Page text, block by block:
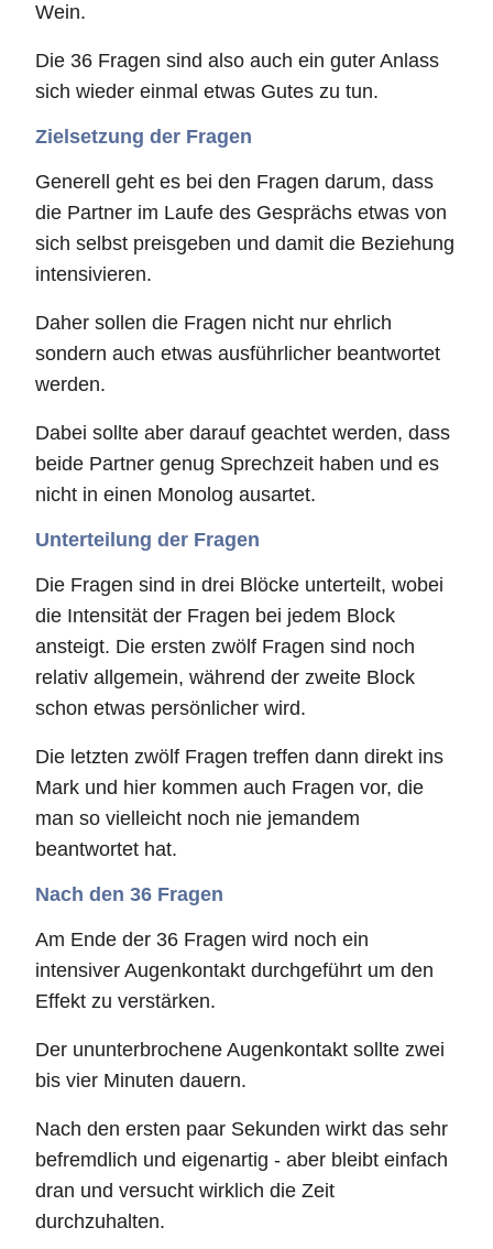
Wein.
Die 36 Fragen sind also auch ein guter Anlass
sich wieder einmal etwas Gutes zu tun.
Zielsetzung der Fragen
Generell geht es bei den Fragen darum, dass
die Partner im Laufe des Gesprächs etwas von
sich selbst preisgeben und damit die Beziehung
intensivieren.
Daher sollen die Fragen nicht nur ehrlich
sondern auch etwas ausführlicher beantwortet
werden.
Dabei sollte aber darauf geachtet werden, dass
beide Partner genug Sprechzeit haben und es
nicht in einen Monolog ausartet.
Unterteilung der Fragen
Die Fragen sind in drei Blöcke unterteilt, wobei
die Intensität der Fragen bei jedem Block
ansteigt. Die ersten zwölf Fragen sind noch
relativ allgemein, während der zweite Block
schon etwas persönlicher wird.
Die letzten zwölf Fragen treffen dann direkt ins
Mark und hier kommen auch Fragen vor, die
man so vielleicht noch nie jemandem
beantwortet hat.
Nach den 36 Fragen
Am Ende der 36 Fragen wird noch ein
intensiver Augenkontakt durchgeführt um den
Effekt zu verstärken.
Der ununterbrochene Augenkontakt sollte zwei
bis vier Minuten dauern.
Nach den ersten paar Sekunden wirkt das sehr
befremdlich und eigenartig - aber bleibt einfach
dran und versucht wirklich die Zeit
durchzuhalten.